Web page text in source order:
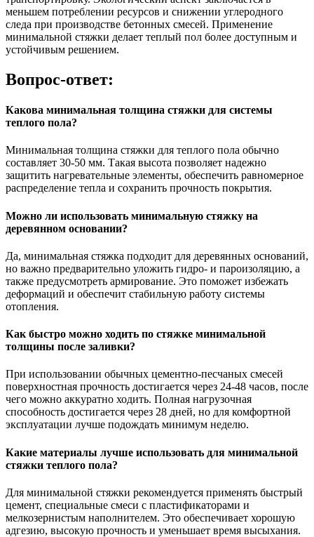
меньшем потреблении ресурсов и снижении углеродного
следа при производстве бетонных смесей. Применение
минимальной стяжки делает теплый пол более доступным и
устойчивым решением.
Вопрос-ответ:
Какова минимальная толщина стяжки для системы
теплого пола?
Минимальная толщина стяжки для теплого пола обычно
составляет 30-50 мм. Такая высота позволяет надежно
защитить нагревательные элементы, обеспечить равномерное
распределение тепла и сохранить прочность покрытия.
Можно ли использовать минимальную стяжку на
деревянном основании?
Да, минимальная стяжка подходит для деревянных оснований,
но важно предварительно уложить гидро- и пароизоляцию, а
также предусмотреть армирование. Это поможет избежать
деформаций и обеспечит стабильную работу системы
отопления.
Как быстро можно ходить по стяжке минимальной
толщины после заливки?
При использовании обычных цементно-песчаных смесей
поверхностная прочность достигается через 24-48 часов, после
чего можно аккуратно ходить. Полная нагрузочная
способность достигается через 28 дней, но для комфортной
эксплуатации лучше подождать минимум неделю.
Какие материалы лучше использовать для минимальной
стяжки теплого пола?
Для минимальной стяжки рекомендуется применять быстрый
цемент, специальные смеси с пластификаторами и
мелкозернистым наполнителем. Это обеспечивает хорошую
адгезию, высокую прочность и уменьшает время высыхания.